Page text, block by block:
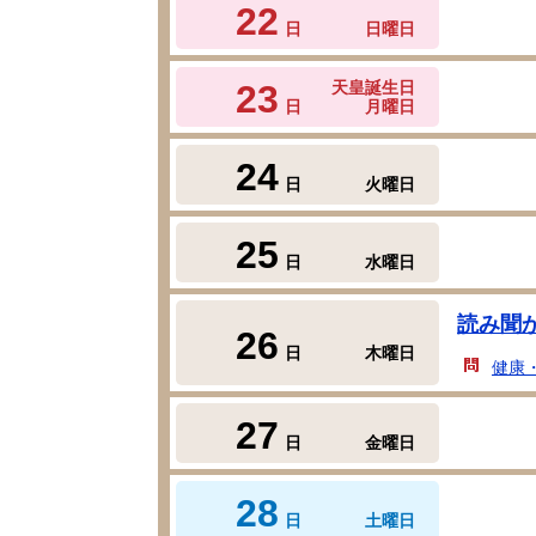
22 日 日曜日
23 日
天皇誕生日
月曜日
24 日 火曜日
25 日 水曜日
26 日 木曜日
読み聞
健康
27 日 金曜日
28 日 土曜日